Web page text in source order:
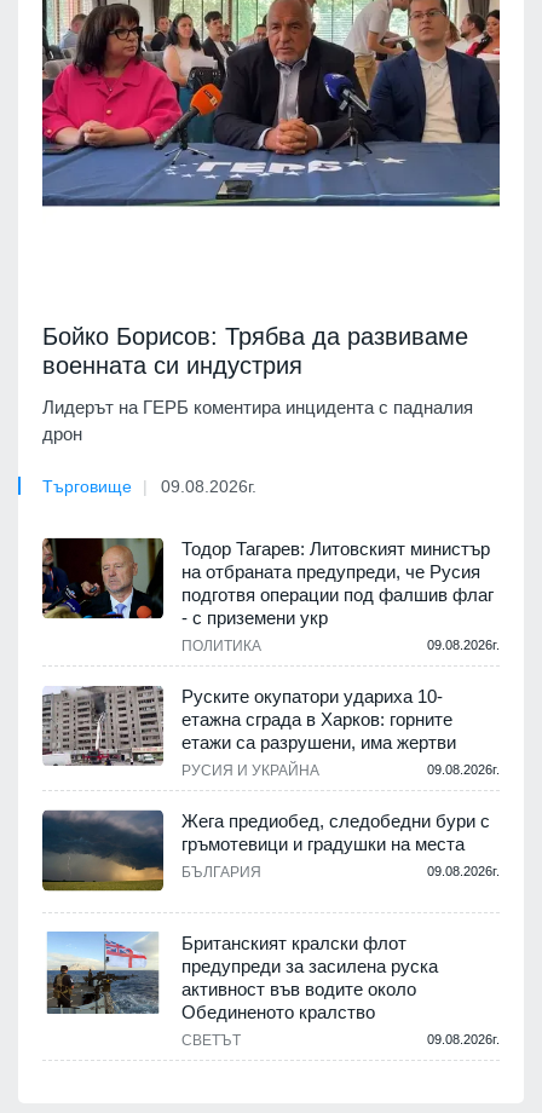
Бойко Борисов: Трябва да развиваме
военната си индустрия
Лидерът на ГЕРБ коментира инцидента с падналия
дрон
Търговище 09.08.2026г.
Тодор Тагарев: Литовският министър
на отбраната предупреди, че Русия
подготвя операции под фалшив флаг
- с приземени укр
ПОЛИТИКА 09.08.2026г.
Руските окупатори удариха 10-
етажна сграда в Харков: горните
етажи са разрушени, има жертви
РУСИЯ И УКРАЙНА 09.08.2026г.
Жега предиобед, следобедни бури с
гръмотевици и градушки на места
БЪЛГАРИЯ 09.08.2026г.
Британският кралски флот
предупреди за засилена руска
активност във водите около
Обединеното кралство
СВЕТЪТ 09.08.2026г.